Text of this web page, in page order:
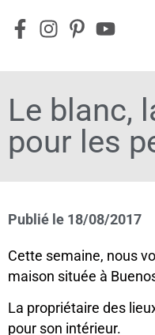
Le blanc,
pour les
Publié le 18/08/2017
Cette semaine, nous
maison située à
La propriétaire des
pour son intérieur.